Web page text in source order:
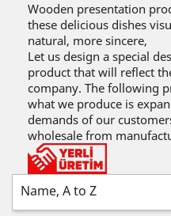
Wooden presentation
these delicious dishes
natural, more sincere,
Let us design a special
product that will reflect
company. The following
what we produce is
demands of our
wholesale from
Name, A to Z